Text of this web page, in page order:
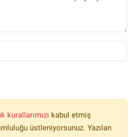
kurallarımızı kabul etmiş
üstleniyorsunuz. Yazılan